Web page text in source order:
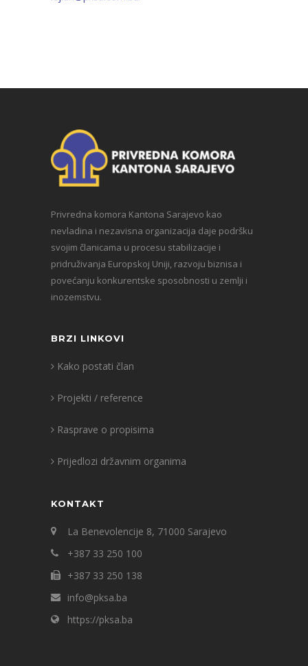
Privredna komora Kantona Sarajevo kao
nevladina i nezavisna organizacija daje podršku
svojim članicama u procesu stabilizacije i
pridruživanja Europskoj Uniji, razvoju biznisa i
povećanju konkurentske sposobnosti u zemlji i
inozemstvu.
BRZI LINKOVI
Kako postati član
Projekti / reference
Rasprave o propisima
Prijedlozi državnim organima
KONTAKT
La Benevolencije 8, 71000 Sarajevo
+387 33 250 100
+387 33 250 138
info@pksa.ba
https://pksa.ba